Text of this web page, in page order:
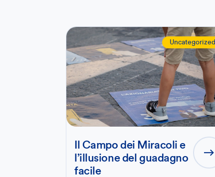
Uncategorized
Il Campo dei Miracoli e
l’illusione del guadagno
facile